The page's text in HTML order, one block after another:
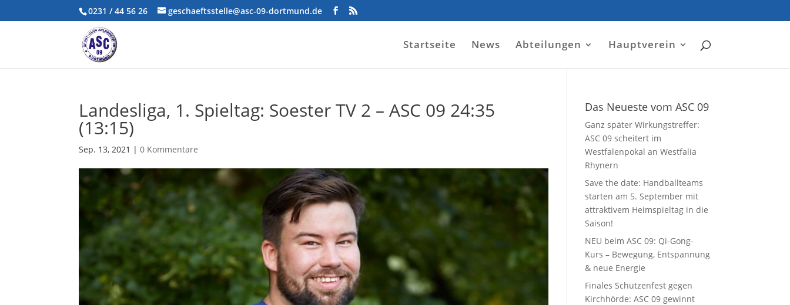
0231 / 44 56 26 geschaeftsstelle@asc-09-dortmund.de
Startseite News Abteilungen Hauptverein
Landesliga, 1. Spieltag: Soester TV 2 – ASC 09 24:35
(13:15)
Sep. 13, 2021 |0 Kommentare
Das Neueste vom ASC 09
Ganz später Wirkungstreffer:
ASC 09 scheitert im
Westfalenpokal an Westfalia
Rhynern
Save the date: Handballteams
starten am 5. September mit
attraktivem Heimspieltag in die
Saison!
NEU beim ASC 09: Qi-Gong-
Kurs – Bewegung, Entspannung
& neue Energie
Finales Schützenfest gegen
Kirchhörde: ASC 09 gewinnt